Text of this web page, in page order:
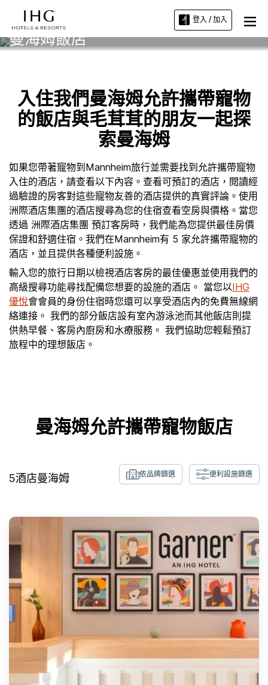
登入 / 加入
曼海姆飯店
入住我們曼海姆允許攜帶寵物
的飯店與毛茸茸的朋友一起探
索曼海姆
如果您帶著寵物到Mannheim旅行並需要找到允許攜帶寵物
入住的酒店，請查看以下內容。查看可預訂的酒店，閱讀經
過驗證的房客對這些寵物友善的酒店提供的真實評論。使用
洲際酒店集團的酒店搜尋為您的住宿查看空房與價格。當您
透過 洲際酒店集團 預訂客房時，我們能為您提供最佳房價
保證和舒適住宿。我們在Mannheim有 5 家允許攜帶寵物的
酒店，並且提供各種便利設施。
輸入您的旅行日期以檢視酒店客房的最佳優惠並使用我們的
高級搜尋功能尋找配備您想要的設施的酒店。 當您以IHG
優悅會會員的身份住宿時您還可以享受酒店內的免費無線網
絡連接。 我們的部分飯店設有室內游泳池而其他飯店則提
供熱早餐、客房內廚房和水療服務。 我們協助您輕鬆預訂
旅程中的理想飯店。
曼海姆允許攜帶寵物飯店
5酒店曼海姆 依品牌篩選 便利設施篩選